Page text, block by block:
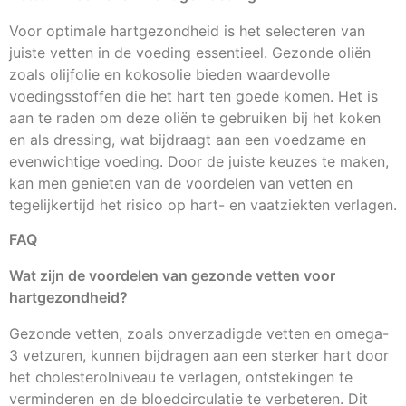
Voor optimale hartgezondheid is het selecteren van
juiste vetten in de voeding essentieel. Gezonde oliën
zoals olijfolie en kokosolie bieden waardevolle
voedingsstoffen die het hart ten goede komen. Het is
aan te raden om deze oliën te gebruiken bij het koken
en als dressing, wat bijdraagt aan een voedzame en
evenwichtige voeding. Door de juiste keuzes te maken,
kan men genieten van de voordelen van vetten en
tegelijkertijd het risico op hart- en vaatziekten verlagen.
FAQ
Wat zijn de voordelen van gezonde vetten voor
hartgezondheid?
Gezonde vetten, zoals onverzadigde vetten en omega-
3 vetzuren, kunnen bijdragen aan een sterker hart door
het cholesterolniveau te verlagen, ontstekingen te
verminderen en de bloedcirculatie te verbeteren. Dit